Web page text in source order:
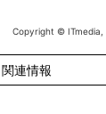
Copyright © ITmedia,
関連情報